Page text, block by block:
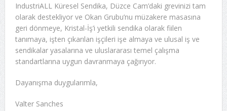
IndustriALL Küresel Sendika, Düzce Cam’daki grevinizi tam
olarak destekliyor ve Okan Grubu’nu müzakere masasına
geri dönmeye, Kristal-İş’i yetkili sendika olarak fiilen
tanımaya, işten çıkarılan işçileri işe almaya ve ulusal iş ve
sendikalar yasalarına ve uluslararası temel çalışma
standartlarına uygun davranmaya çağırıyor.
Dayanışma duygularımla,
Valter Sanches